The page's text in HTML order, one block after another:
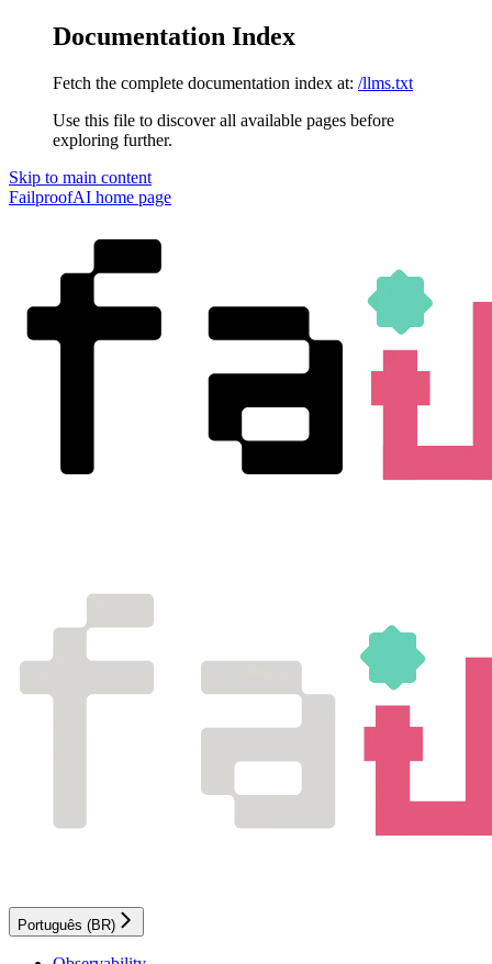
Documentation Index
Fetch the complete documentation index at: /llms.txt
Use this file to discover all available pages before
exploring further.
Skip to main content
FailproofAI home page
Português (BR)